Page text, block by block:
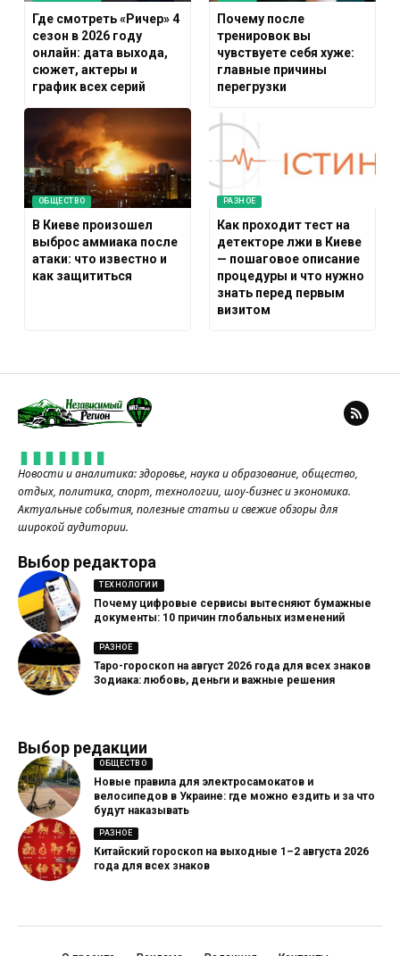
Где смотреть «Ричер» 4
сезон в 2026 году
онлайн: дата выхода,
сюжет, актеры и
график всех серий
Почему после
тренировок вы
чувствуете себя хуже:
главные причины
перегрузки
ОБЩЕСТВО
В Киеве произошел
выброс аммиака после
атаки: что известно и
как защититься
РАЗНОЕ
Как проходит тест на
детекторе лжи в Киеве
— пошаговое описание
процедуры и что нужно
знать перед первым
визитом
Новости и аналитика: здоровье, наука и образование, общество,
отдых, политика, спорт, технологии, шоу-бизнес и экономика.
Актуальные события, полезные статьи и свежие обзоры для
широкой аудитории.
Выбор редактора
ТЕХНОЛОГИИ
Почему цифровые сервисы вытесняют бумажные
документы: 10 причин глобальных изменений
РАЗНОЕ
Таро-гороскоп на август 2026 года для всех знаков
Зодиака: любовь, деньги и важные решения
Выбор редакции
ОБЩЕСТВО
Новые правила для электросамокатов и
велосипедов в Украине: где можно ездить и за что
будут наказывать
РАЗНОЕ
Китайский гороскоп на выходные 1–2 августа 2026
года для всех знаков